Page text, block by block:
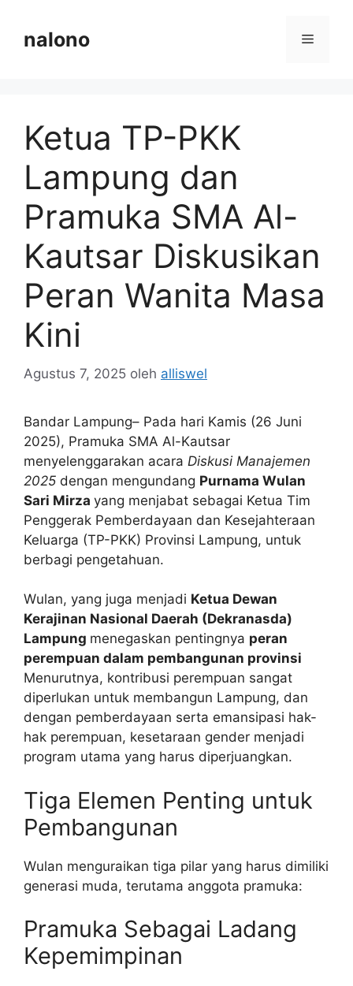
nalono Menu
Ketua TP-PKK
Lampung dan
Pramuka SMA Al-
Kautsar Diskusikan
Peran Wanita Masa
Kini
Agustus 7, 2025 oleh alliswel
Bandar Lampung– Pada hari Kamis (26 Juni
2025), Pramuka SMA Al-Kautsar
menyelenggarakan acara Diskusi Manajemen
2025 dengan mengundang Purnama Wulan
Sari Mirza yang menjabat sebagai Ketua Tim
Penggerak Pemberdayaan dan Kesejahteraan
Keluarga (TP-PKK) Provinsi Lampung, untuk
berbagi pengetahuan.
Wulan, yang juga menjadi Ketua Dewan
Kerajinan Nasional Daerah (Dekranasda)
Lampung menegaskan pentingnya peran
perempuan dalam pembangunan provinsi
Menurutnya, kontribusi perempuan sangat
diperlukan untuk membangun Lampung, dan
dengan pemberdayaan serta emansipasi hak-
hak perempuan, kesetaraan gender menjadi
program utama yang harus diperjuangkan.
Tiga Elemen Penting untuk
Pembangunan
Wulan menguraikan tiga pilar yang harus dimiliki
generasi muda, terutama anggota pramuka:
Pramuka Sebagai Ladang
Kepemimpinan